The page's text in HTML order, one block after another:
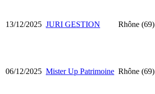
13/12/2025 JURI GESTION Rhône (69)
06/12/2025 Mister Up Patrimoine Rhône (69)